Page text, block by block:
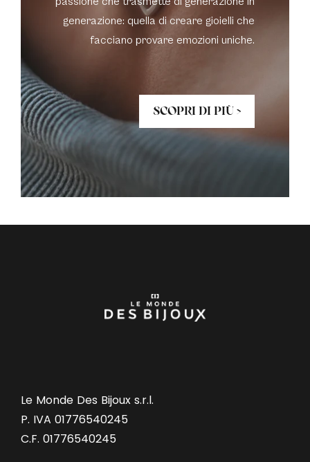
generazione: quella di creare gioielli che
facciano provare emozioni uniche.
SCOPRI DI PIÙ >
Le Monde Des Bijoux s.r.l.
P. IVA 01776540245
C.F. 01776540245